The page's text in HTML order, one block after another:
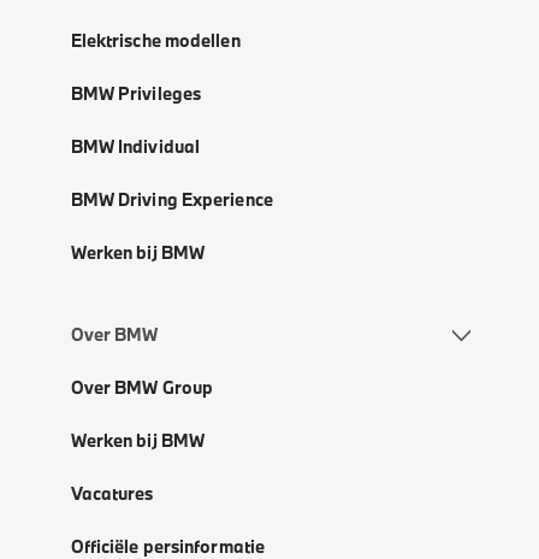
Elektrische modellen
BMW Privileges
BMW Individual
BMW Driving Experience
Werken bij BMW
Over BMW
Over BMW Group
Werken bij BMW
Vacatures
Officiële persinformatie